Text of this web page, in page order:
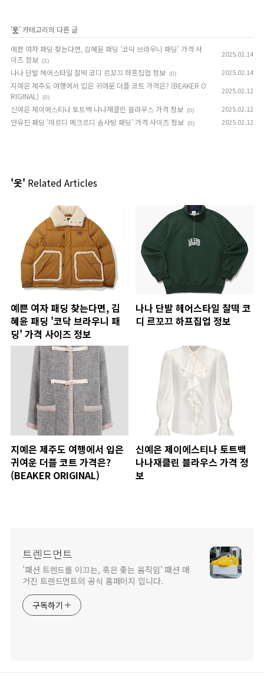
'옷' 카테고리의 다른 글
예쁜 여자 패딩 찾는다면, 김혜윤 패딩 '코닥 브라우니 패딩' 가격 사
이즈 정보 (1)
2025.02.14
나나 단발 헤어스타일 찰떡 코디 르꼬끄 하프집업 정보 (0) 2025.02.14
지예은 제주도 여행에서 입은 귀여운 더플 코트 가격은? (BEAKER O
RIGINAL)
(0)
2025.02.12
신예은 제이에스티나 토트백 나나재클린 블라우스 가격 정보 (0) 2025.02.12
안유진 패딩 '마르디 메크르디 솜사탕 패딩' 가격 사이즈 정보 (0) 2025.02.12
'옷' Related Articles
예쁜 여자 패딩 찾는다면, 김
혜윤 패딩 '코닥 브라우니 패
딩' 가격 사이즈 정보
나나 단발 헤어스타일 찰떡 코
디 르꼬끄 하프집업 정보
지예은 제주도 여행에서 입은
귀여운 더플 코트 가격은?
(BEAKER ORIGINAL)
신예은 제이에스티나 토트백
나나재클린 블라우스 가격 정
보
트렌드먼트
'패션 트렌드를 이끄는, 혹은 좇는 움직임' 패션 매
거진 트렌드먼트의 공식 홈페이지 입니다.
구독하기